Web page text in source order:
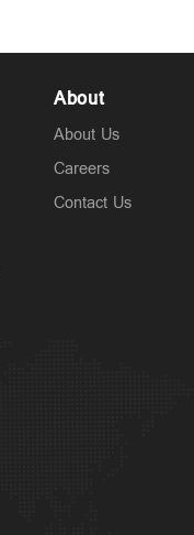
About
About Us
Careers
Contact Us